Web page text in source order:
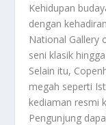
Kehidupan
dengan
National Gallery
seni klasik
Selain itu,
megah seperti
kediaman resmi
Pengunjung